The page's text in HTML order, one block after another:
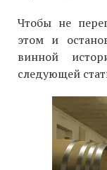
Чтобы не
этом и
винной
следующей